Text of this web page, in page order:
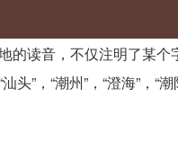
的读音，不仅注明了某
头”，“潮州”，“澄海”，“